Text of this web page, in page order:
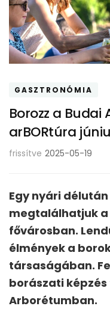
GASZTRONÓMIA
Borozz a
arBORtúra
frissítve 2025-05-19
Egy nyári
megtalálhatjuk
fővárosban.
élmények a
társaságában.
borászati
Arborétumban.